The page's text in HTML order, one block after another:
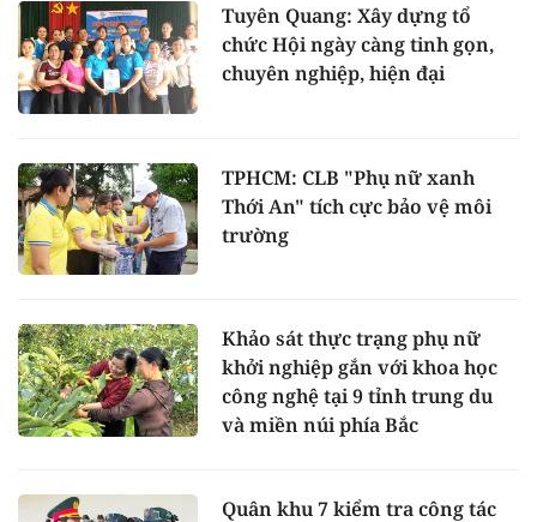
Tuyên Quang: Xây dựng tổ
chức Hội ngày càng tinh gọn,
chuyên nghiệp, hiện đại
TPHCM: CLB "Phụ nữ xanh
Thới An" tích cực bảo vệ môi
trường
Khảo sát thực trạng phụ nữ
khởi nghiệp gắn với khoa học
công nghệ tại 9 tỉnh trung du
và miền núi phía Bắc
Quân khu 7 kiểm tra công tác